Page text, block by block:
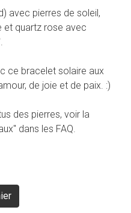
avec pierres de soleil,
et quartz rose avec
ce bracelet solaire aux
de joie et de paix. :)
des pierres, voir la
dans les FAQ.